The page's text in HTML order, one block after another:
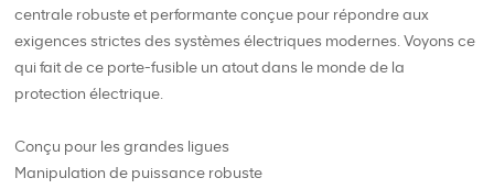
centrale robuste et performante conçue pour répondre aux
exigences strictes des systèmes électriques modernes. Voyons ce
qui fait de ce porte-fusible un atout dans le monde de la
protection électrique.
Conçu pour les grandes ligues
Manipulation de puissance robuste